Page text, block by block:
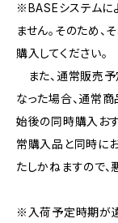
※BASEシステムに
ません。そのため
購入してください。
また、通常販売
なった場合、通常
始後の同時購入お
常購入品と同時に
たしかねますので、
※入荷予定時期が